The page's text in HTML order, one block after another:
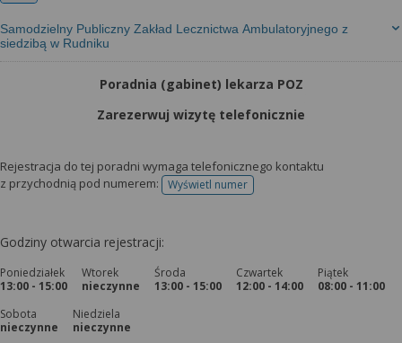
Samodzielny Publiczny Zakład Lecznictwa Ambulatoryjnego z
siedzibą w Rudniku
Poradnia (gabinet) lekarza POZ
Zarezerwuj wizytę telefonicznie
Rejestracja do tej poradni wymaga telefonicznego kontaktu
z przychodnią pod numerem:
Wyświetl numertelefonu do rejestracji
Godziny otwarcia rejestracji:
Poniedziałek
13:00 - 15:00
Wtorek
nieczynne
Środa
13:00 - 15:00
Czwartek
12:00 - 14:00
Piątek
08:00 - 11:00
Sobota
nieczynne
Niedziela
nieczynne